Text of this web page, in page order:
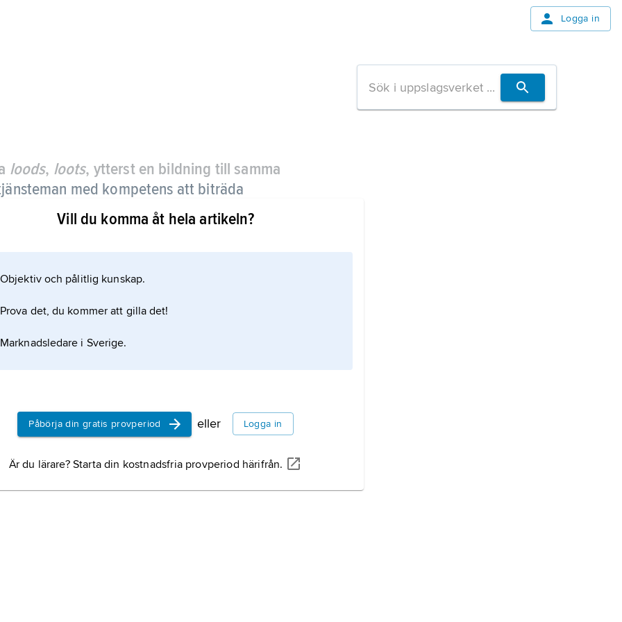
Logga in
loods, loots, ytterst en bildning till samma
med kompetens att biträda
i och utanför lotsled liksom vid
och i Trollhätte kanal. Vänerns
lotsar kan också biträda med
Vill du komma åt hela artikeln?
Objektiv och pålitlig kunskap.
Prova det, du kommer att gilla det!
Marknadsledare i Sverige.
Påbörja din gratis provperiod eller Logga in
Är du lärare? Starta din kostnadsfria provperiod härifrån.